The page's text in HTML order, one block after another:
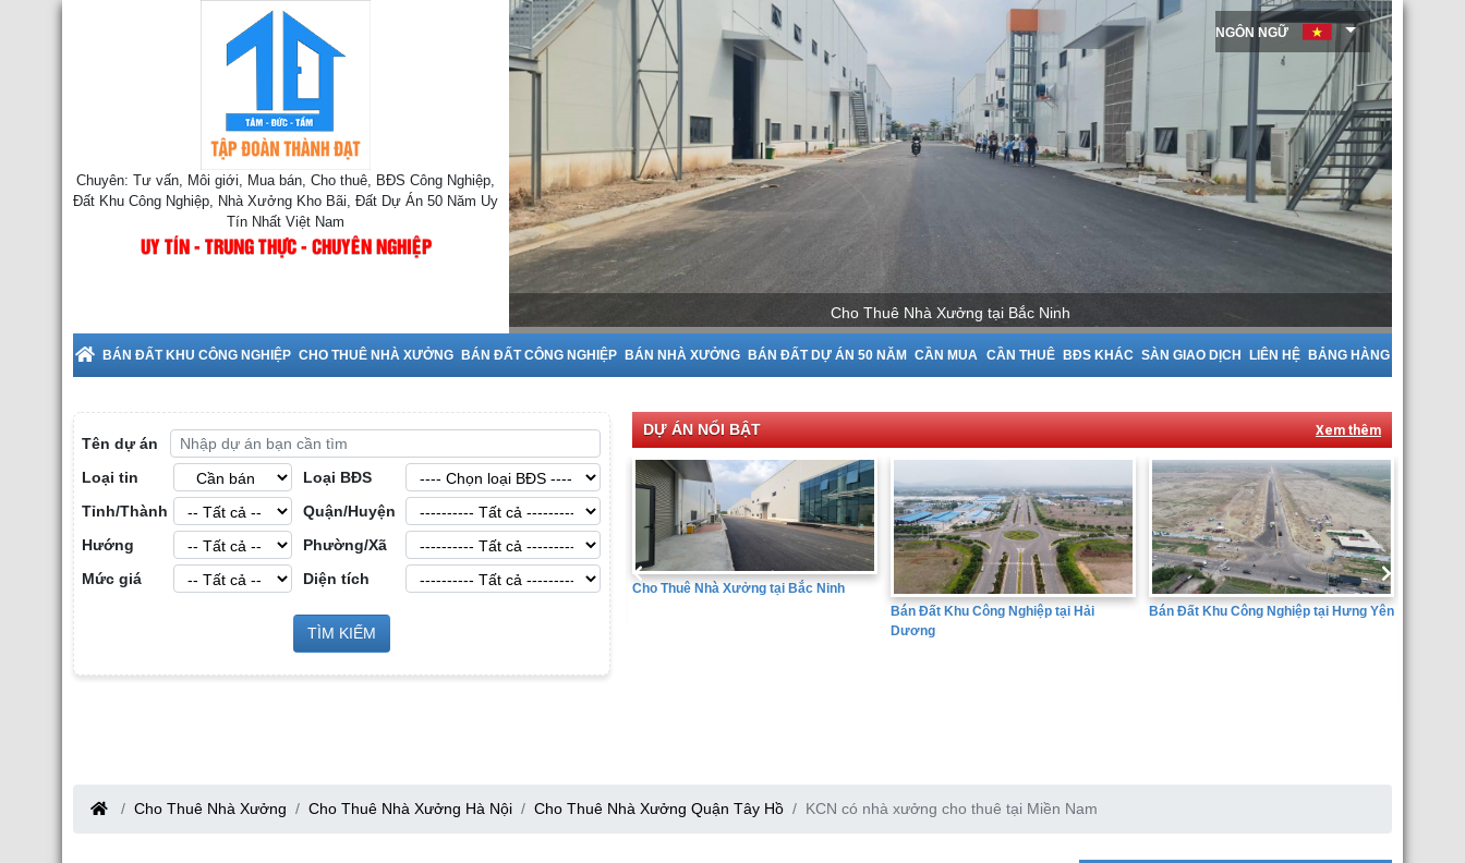
Chuyên: Tư vấn, Môi giới, Mua bán, Cho thuê, BĐS Công Nghiệp,
Đất Khu Công Nghiệp, Nhà Xưởng Kho Bãi, Đất Dự Án 50 Năm Uy
Tín Nhất Việt Nam
UY TÍN - TRUNG THỰC - CHUYÊN NGHIỆP
Cho Thuê Nhà Xưởng tại Bắc Giang
BÁN ĐẤT KHU CÔNG NGHIỆP CHO THUÊ NHÀ XƯỞNG BÁN ĐẤT CÔNG NGHIỆP BÁN NHÀ XƯỞNG BÁN ĐẤT DỰ ÁN 50 NĂM CẦN MUA CẦN THUÊ BĐS KHÁC SÀN GIAO DỊCH LIÊN HỆ BẢNG HÀNG
NGÔN NGỮ
Tên dự án
Loại tin
Loại BĐS
Tỉnh/Thành
Quận/Huyện
Hướng
Phường/Xã
Mức giá
Diện tích
TÌM KIẾM
DỰ ÁN NỔI BẬT Xem thêm
Cho Thuê Nhà Xưởng tại Hưng Yên
Cho Thuê Nhà Xưởng tại Bắc Ninh
Bán Đất Khu Công Nghiệp tại Hưng Yên
Cho Thuê Nhà Xưởng Cho Thuê Nhà Xưởng Hà Nội Cho Thuê Nhà Xưởng Quận Tây Hồ KCN có nhà xưởng cho thuê tại Miền Nam